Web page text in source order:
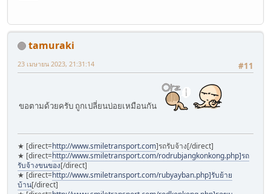
tamuraki
#11
23 เมษายน 2023, 21:31:14
ขอตามด้วยครับ ถูกเปลี่ยนบ่อยเหมือนกัน
★ [direct=http://www.smiletransport.com]รถรับจ้าง[/direct]
★ [direct=http://www.smiletransport.com/rodrubjangkonkong.php]รถ
รับจ้างขนของ[/direct]
★ [direct=http://www.smiletransport.com/rubyayban.php]รับย้าย
บ้าน[/direct]